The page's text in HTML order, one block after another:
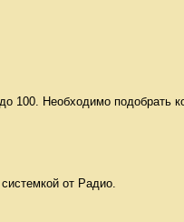
100. Необходимо подобрать
от Радио.